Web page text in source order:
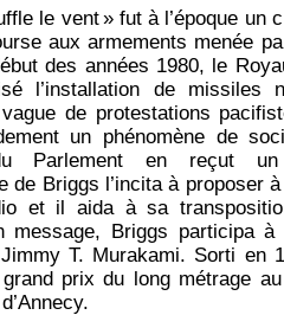
le vent » fut à l’époque un
aux armements menée
des années 1980, le
l’installation de missiles
de protestations
un phénomène de
Parlement en reçut un
de Briggs l’incita à proposer
et il aida à sa
message, Briggs participa à
T. Murakami. Sorti en
prix du long métrage